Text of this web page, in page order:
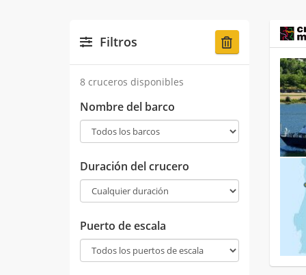
Filtros
8 cruceros disponibles
Nombre del barco
Duración del crucero
Puerto de escala